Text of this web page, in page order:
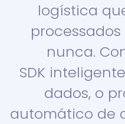
logística
nunca.
SDK
dados, o
automático de